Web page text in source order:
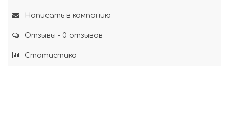
Написать в компанию
Отзывы - 0 отзывов
Статистика